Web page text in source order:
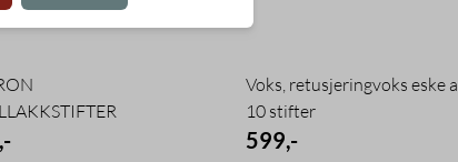
Voks, retusjeringvoks eske a
10 stifter
599,-